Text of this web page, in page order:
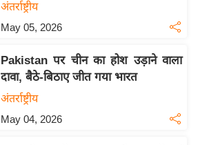
अंतर्राष्ट्रीय
May 05, 2026
Pakistan पर चीन का होश उड़ाने वाला
दावा, बैठे-बिठाए जीत गया भारत
अंतर्राष्ट्रीय
May 04, 2026